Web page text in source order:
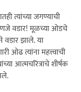
त्यांच्या जगण्याची
वडार! मूळच्या ओडचे
झाले. या
ओढ त्यांना महत्त्वाची
आत्मचरित्राचे शीर्षक